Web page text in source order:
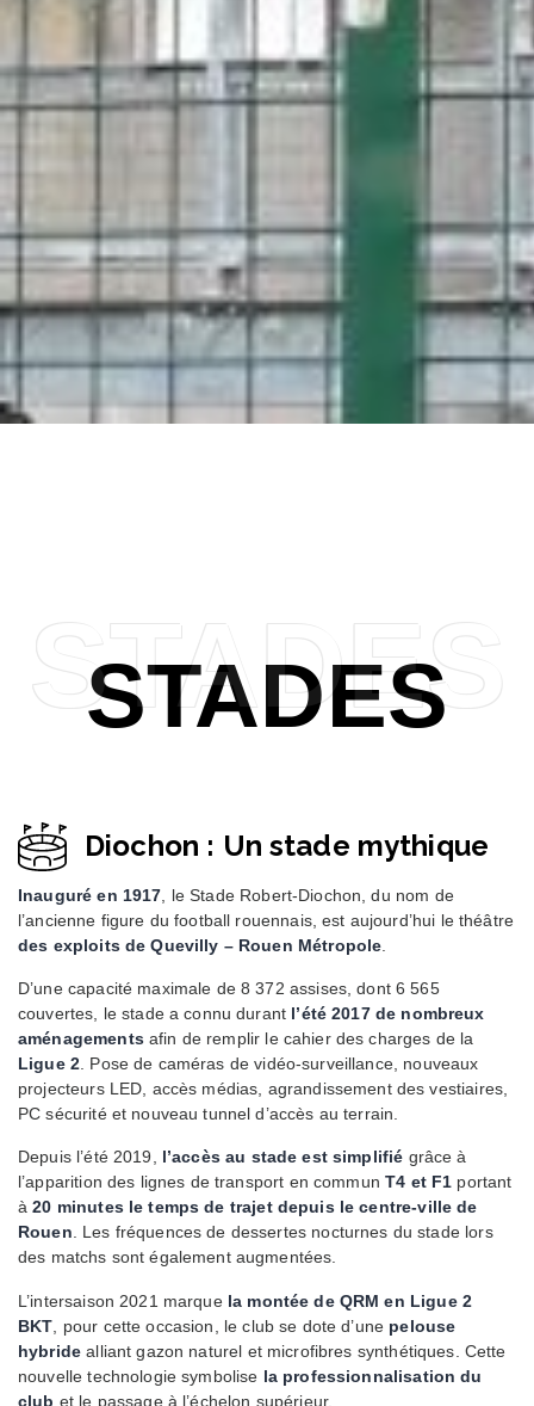
STADES
STADES
Diochon : Un stade mythique
Inauguré en 1917 , le Stade Robert-Diochon, du nom de
l’ancienne figure du football rouennais, est aujourd’hui le théâtre
des exploits de Quevilly – Rouen Métropole
D’une capacité maximale de 8 372 assises, dont 6 565
couvertes, le stade a connu durant l’été 2017 de nombreux
aménagementsafin de remplir le cahier des charges de la
Ligue 2 . Pose de caméras de vidéo-surveillance, nouveaux
projecteurs LED, accès médias, agrandissement des vestiaires,
PC sécurité et nouveau tunnel d’accès au terrain.
Depuis l’été 2019, l’accès au stade est simplifié grâce à
l’apparition des lignes de transport en communT4 et F1 portant
à20 minutes le temps de trajet depuis le centre-ville de
Rouen. Les fréquences de dessertes nocturnes du stade lors
des matchs sont également augmentées.
L’intersaison 2021 marque la montée de QRM en Ligue 2
BKT , pour cette occasion, le club se dote d’une pelouse
hybride alliant gazon naturel et microfibres synthétiques. Cette
nouvelle technologie symbolise la professionnalisation du
club et le passage à l’échelon supérieur.